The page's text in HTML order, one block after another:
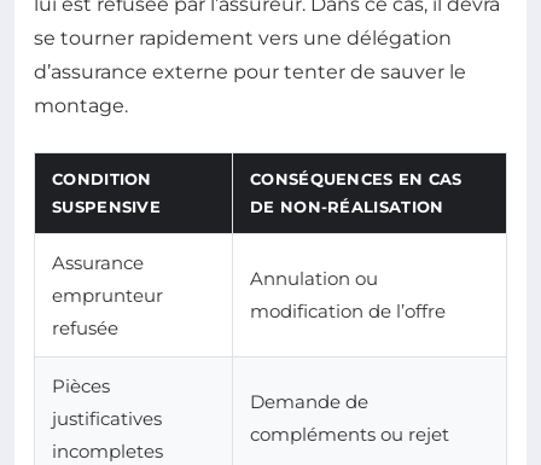
se tourner rapidement vers une délégation
d’assurance externe pour tenter de sauver le
montage.
CONDITION
SUSPENSIVE
CONSÉQUENCES EN CAS
DE NON-RÉALISATION
Assurance
emprunteur
refusée
Annulation ou
modification de l’offre
Pièces
justificatives
incompletes
Demande de
compléments ou rejet